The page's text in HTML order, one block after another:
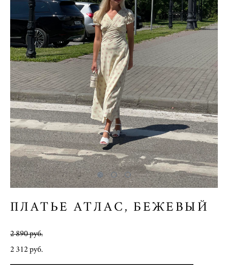
ПЛАТЬЕ АТЛАС, БЕЖЕВЫЙ
2 890 pуб.
2 312 pуб.